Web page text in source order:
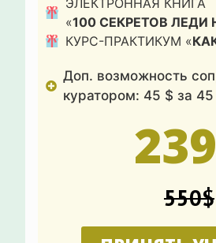
ЭЛЕКТРОННАЯ КНИГА
«100 СЕКРЕТОВ
КУРС-ПРАКТИКУМ «
Доп. возможность
куратором: 45 $ за
550$